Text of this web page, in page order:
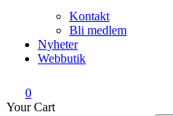
Kontakt
Bli medlem
Nyheter
Webbutik
0
Your Cart